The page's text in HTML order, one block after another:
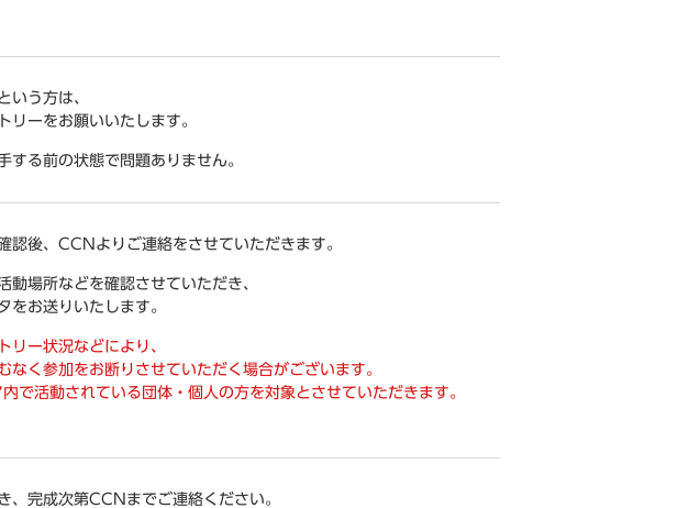
いう方は、
リーをお願いいたします。
する前の状態で問題ありません。
認後、CCNよりご連絡をさせていただきます。
動場所などを確認させていただき、
をお送りいたします。
ー状況などにより、
なく参加をお断りさせていただく場合がございます。
で活動されている団体・個人の方を対象とさせていただきます。
、完成次第CCNまでご連絡ください。